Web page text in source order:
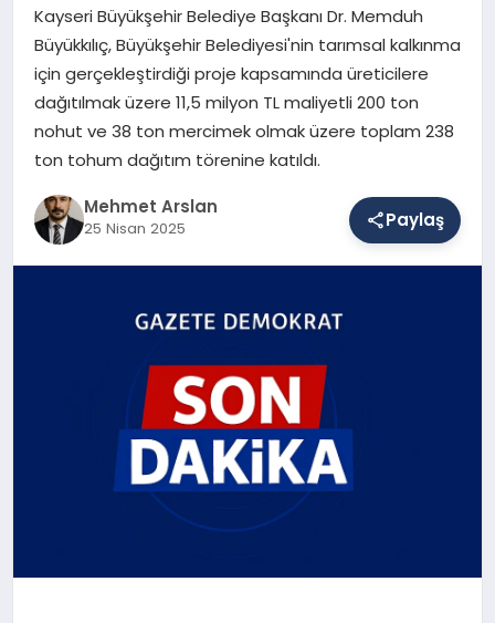
MAGAZIN
SAĞLIK
EĞITIM
Kayseri Büyükşehir Belediye Başkanı Dr. Memduh
Büyükkılıç, Büyükşehir Belediyesi'nin tarımsal kalkınma
için gerçekleştirdiği proje kapsamında üreticilere
dağıtılmak üzere 11,5 milyon TL maliyetli 200 ton
nohut ve 38 ton mercimek olmak üzere toplam 238
ton tohum dağıtım törenine katıldı.
Mehmet Arslan
25 Nisan 2025 Paylaş